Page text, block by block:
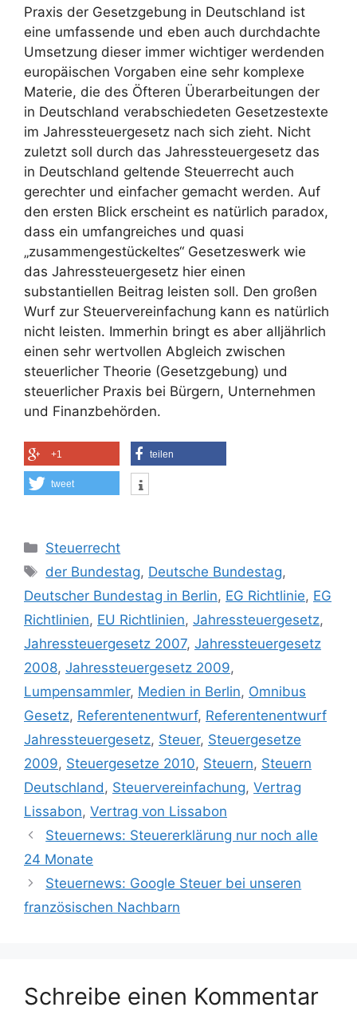
Praxis der Gesetzgebung in Deutschland ist
eine umfassende und eben auch durchdachte
Umsetzung dieser immer wichtiger werdenden
europäischen Vorgaben eine sehr komplexe
Materie, die des Öfteren Überarbeitungen der
in Deutschland verabschiedeten Gesetzestexte
im Jahressteuergesetz nach sich zieht. Nicht
zuletzt soll durch das Jahressteuergesetz das
in Deutschland geltende Steuerrecht auch
gerechter und einfacher gemacht werden. Auf
den ersten Blick erscheint es natürlich paradox,
dass ein umfangreiches und quasi
„zusammengestückeltes“ Gesetzeswerk wie
das Jahressteuergesetz hier einen
substantiellen Beitrag leisten soll. Den großen
Wurf zur Steuervereinfachung kann es natürlich
nicht leisten. Immerhin bringt es aber alljährlich
einen sehr wertvollen Abgleich zwischen
steuerlicher Theorie (Gesetzgebung) und
steuerlicher Praxis bei Bürgern, Unternehmen
und Finanzbehörden.
+1 teilen
tweet
Kategorien
Steuerrecht
Schlagwörter
der Bundestag, Deutsche Bundestag,
Deutscher Bundestag in Berlin, EG Richtlinie, EG
Richtlinien, EU Richtlinien, Jahressteuergesetz,
Jahressteuergesetz 2007, Jahressteuergesetz
2008, Jahressteuergesetz 2009,
Lumpensammler, Medien in Berlin, Omnibus
Gesetz, Referentenentwurf, Referentenentwurf
Jahressteuergesetz, Steuer, Steuergesetze
2009, Steuergesetze 2010, Steuern, Steuern
Deutschland, Steuervereinfachung, Vertrag
Lissabon, Vertrag von Lissabon
Steuernews: Steuererklärung nur noch alle
24 Monate
Steuernews: Google Steuer bei unseren
französischen Nachbarn
Schreibe einen Kommentar